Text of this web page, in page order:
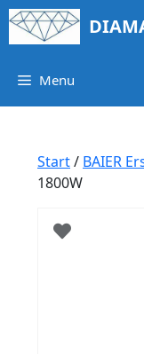
Springe
zum
Menu
Start/ BAIER
1800W